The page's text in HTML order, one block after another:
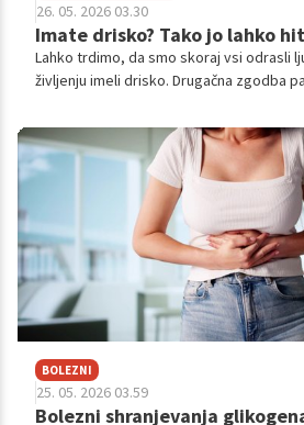
26. 05. 2026 03.30
Imate drisko? Tako jo lahko
Lahko trdimo, da smo skoraj vsi odrasli
življenju imeli drisko. Drugačna zgodba
BOLEZNI
25. 05. 2026 03.59
Bolezni shranjevanja